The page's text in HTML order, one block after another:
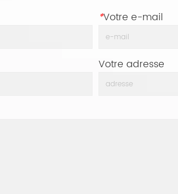
*Votre e-mail
Votre adresse